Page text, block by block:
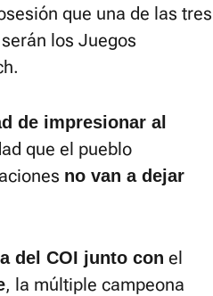
que una de las tres
los Juegos
de impresionar al
que el pueblo
no van a dejar
del COI junto con el
, la múltiple campeona